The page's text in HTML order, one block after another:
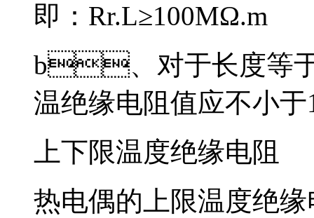
即：
b、对于长度等于
温绝缘电阻值应不
上下限温度绝缘电阻
热电偶的上限温度绝缘